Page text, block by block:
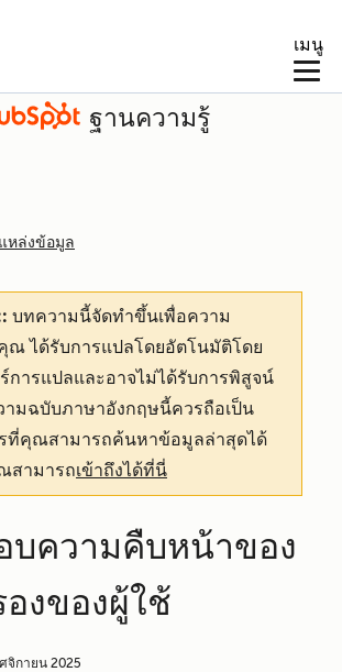
เมนู
ฐานความรู้
หล่งข้อมูล
บทความนี้จัดทำขึ้นเพื่อความ
คุณได้รับการแปลโดยอัตโนมัติโดย
การแปลและอาจไม่ได้รับการพิสูจน์
มฉบับภาษาอังกฤษนี้ควรถือเป็น
ที่คุณสามารถค้นหาข้อมูลล่าสุดได้
สามารถเข้าถึงได้ที่นี่
บความคืบหน้าของ
องของผู้ใช้
จิกายน 2025